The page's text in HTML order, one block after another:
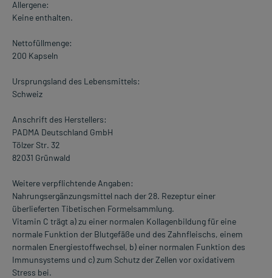
Allergene:
Keine enthalten.
Nettofüllmenge:
200 Kapseln
Ursprungsland des Lebensmittels:
Schweiz
Anschrift des Herstellers:
PADMA Deutschland GmbH
Tölzer Str. 32
82031 Grünwald
Weitere verpflichtende Angaben:
Nahrungsergänzungsmittel nach der 28. Rezeptur einer
überlieferten Tibetischen Formelsammlung.
Vitamin C trägt a) zu einer normalen Kollagenbildung für eine
normale Funktion der Blutgefäße und des Zahnfleischs, einem
normalen Energiestoffwechsel, b) einer normalen Funktion des
Immunsystems und c) zum Schutz der Zellen vor oxidativem
Stress bei.